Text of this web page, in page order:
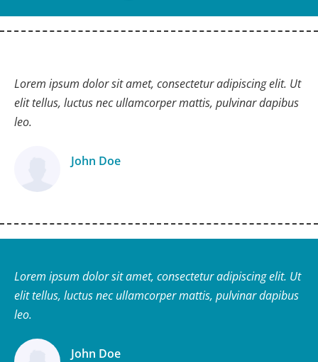
Lorem ipsum dolor sit amet, consectetur adipiscing elit. Ut
elit tellus, luctus nec ullamcorper mattis, pulvinar dapibus
leo.
John Doe
Lorem ipsum dolor sit amet, consectetur adipiscing elit. Ut
elit tellus, luctus nec ullamcorper mattis, pulvinar dapibus
leo.
John Doe